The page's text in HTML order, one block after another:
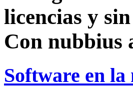
licencias y
Con nubbius
Software en la